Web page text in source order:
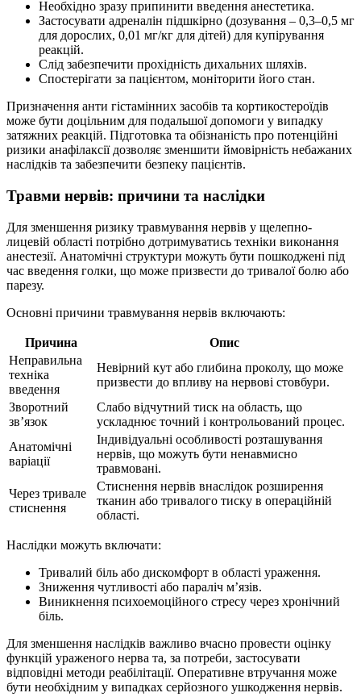
Необхідно зразу припинити введення анестетика.
Застосувати адреналін підшкірно (дозування – 0,3–0,5 мг
для дорослих, 0,01 мг/кг для дітей) для купірування
реакцій.
Слід забезпечити прохідність дихальних шляхів.
Спостерігати за пацієнтом, моніторити його стан.
Призначення анти гістамінних засобів та кортикостероїдів
може бути доцільним для подальшої допомоги у випадку
затяжних реакцій. Підготовка та обізнаність про потенційні
ризики анафілаксії дозволяє зменшити ймовірність небажаних
наслідків та забезпечити безпеку пацієнтів.
Травми нервів: причини та наслідки
Для зменшення ризику травмування нервів у щелепно-
лицевій області потрібно дотримуватись техніки виконання
анестезії. Анатомічні структури можуть бути пошкоджені під
час введення голки, що може призвести до тривалої болю або
парезу.
Основні причини травмування нервів включають:
Причина
Опис
Неправильна
техніка
введення
Невірний кут або глибина проколу, що може
призвести до впливу на нервові стовбури.
Зворотний
зв’язок
Слабо відчутний тиск на область, що
ускладнює точний і контрольований процес.
Анатомічні
варіації
Індивідуальні особливості розташування
нервів, що можуть бути ненавмисно
травмовані.
Через тривале
стиснення
Стиснення нервів внаслідок розширення
тканин або тривалого тиску в операційній
області.
Наслідки можуть включати:
Тривалий біль або дискомфорт в області ураження.
Зниження чутливості або параліч м’язів.
Виникнення психоемоційного стресу через хронічний
біль.
Для зменшення наслідків важливо вчасно провести оцінку
функцій ураженого нерва та, за потреби, застосувати
відповідні методи реабілітації. Оперативне втручання може
бути необхідним у випадках серйозного ушкодження нервів.